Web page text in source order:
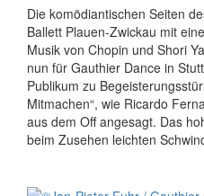
Die komödiantischen Seiten
Ballett Plauen-Zwickau mit
Musik von Chopin und Shori
nun für Gauthier Dance in
Publikum zu
Mitmachen“, wie Ricardo
aus dem Off angesagt. Das
beim Zusehen leichten